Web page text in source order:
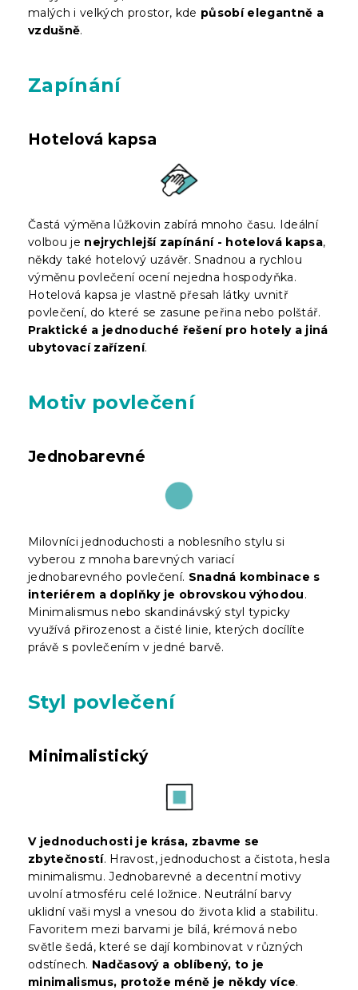
malých i velkých prostor, kde působí elegantně a
vzdušně.
Zapínání
Hotelová kapsa
Častá výměna lůžkovin zabírá mnoho času. Ideální
volbou je nejrychlejší zapínání - hotelová kapsa,
někdy také hotelový uzávěr. Snadnou a rychlou
výměnu povlečení ocení nejedna hospodyňka.
Hotelová kapsa je vlastně přesah látky uvnitř
povlečení, do které se zasune peřina nebo polštář.
Praktické a jednoduché řešení pro hotely a jiná
ubytovací zařízení.
Motiv povlečení
Jednobarevné
Milovníci jednoduchosti a noblesního stylu si
vyberou z mnoha barevných variací
jednobarevného povlečení. Snadná kombinace s
interiérem a doplňky je obrovskou výhodou.
Minimalismus nebo skandinávský styl typicky
využívá přirozenost a čisté linie, kterých docílíte
právě s povlečením v jedné barvě.
Styl povlečení
Minimalistický
V jednoduchosti je krása, zbavme se
zbytečností. Hravost, jednoduchost a čistota, hesla
minimalismu. Jednobarevné a decentní motivy
uvolní atmosféru celé ložnice. Neutrální barvy
uklidní vaši mysl a vnesou do života klid a stabilitu.
Favoritem mezi barvami je bílá, krémová nebo
světle šedá, které se dají kombinovat v různých
odstínech. Nadčasový a oblíbený, to je
minimalismus, protože méně je někdy více.